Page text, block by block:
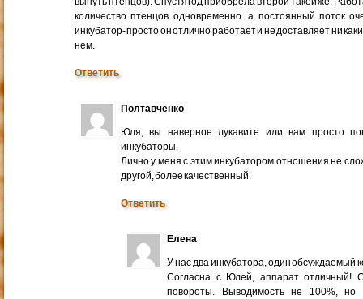
количество птенцов одновременно. а постоянный поток
инкубатор- просто он отлично работает и не доставляет ни
нем.
Ответить
Полтавченко
Юля, вы наверное лукавите или вам просто
инкубаторы.
Лично у меня с этим инкубатором отношения не
другой, более качественный.
Ответить
Елена
У нас два инкубатора, один обсуждаемый
Согласна с Юлей, аппарат отличный!
повороты. Выводимость не 100%,